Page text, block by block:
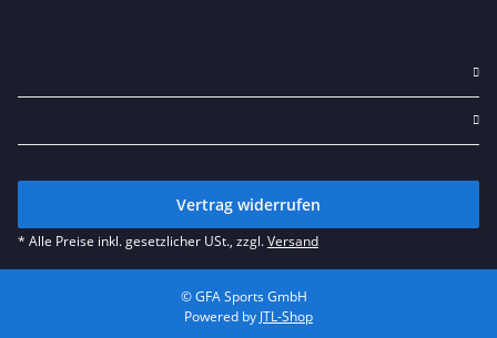
Vertrag widerrufen
* Alle Preise inkl. gesetzlicher USt., zzgl.Versand
© GFA Sports GmbH
Powered by JTL-Shop